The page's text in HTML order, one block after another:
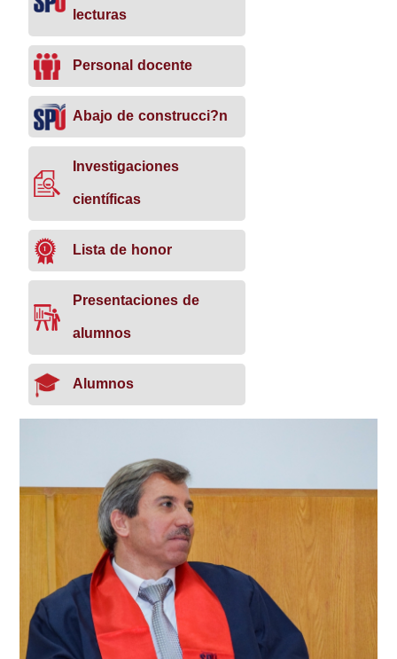
lecturas
Personal docente
Abajo de construcci?n
Investigaciones
científicas
Lista de honor
Presentaciones de
alumnos
Alumnos